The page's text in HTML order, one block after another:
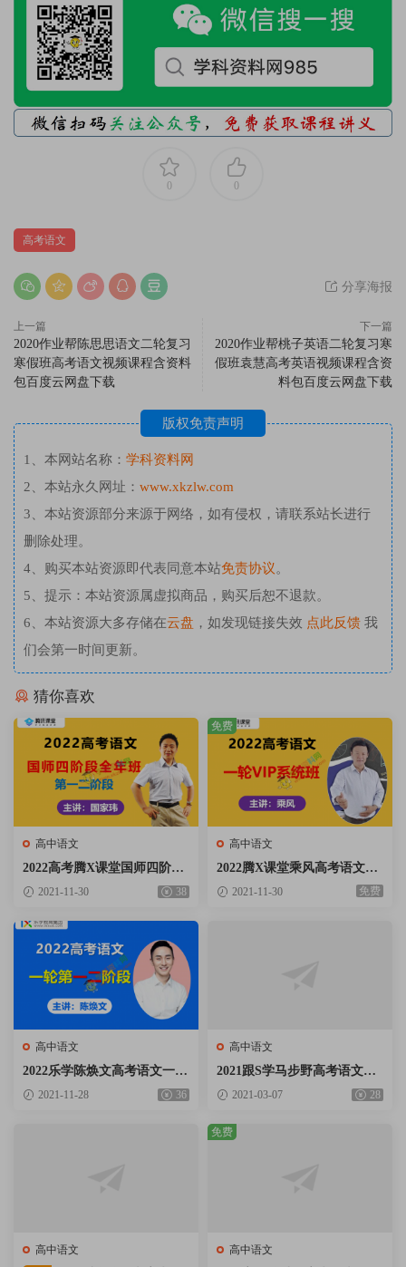
0 0
高考语文
分享海报
上一篇
2020作业帮陈思思语文二轮复习
寒假班高考语文视频课程含资料
包百度云网盘下载
下一篇
2020作业帮桃子英语二轮复习寒
假班袁慧高考英语视频课程含资
料包百度云网盘下载
版权免责声明
1、本网站名称： 学科资料网
2、本站永久网址： www.xkzlw.com
3、本站资源部分来源于网络，如有侵权，请联系站长进行
删除处理。
4、购买本站资源即代表同意本站免责协议。
5、提示：本站资源属虚拟商品，购买后恕不退款。
6、本站资源大多存储在云盘 ，如发现链接失效 点此反馈 我
们会第一时间更新。
猜你喜欢
高中语文
2022高考腾X课堂国师四阶段
全年班国家玮语文第一二阶段
盘下载
2021-11-30 38
高中语文
2022腾X课堂乘风高考语文一
轮复习VIP系统班视频课程含
2021-11-30 免费
免费
高中语文
2022乐学陈焕文高考语文一轮
暑秋联报班第一二阶段视频课
2021-11-28 36
高中语文
2021跟S学马步野高考语文二
轮复习寒假班30天打卡一轮秋
2021-03-07 28
高中语文 高中语文
免费